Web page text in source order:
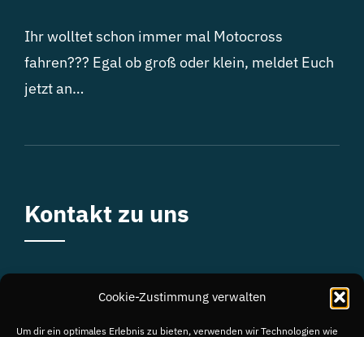
Cookie-Zustimmung verwalten
Um dir ein optimales Erlebnis zu bieten, verwenden wir Technologien wie
Ihr wolltet schon immer mal Motocross
fahren??? Egal ob groß oder klein, meldet Euch
jetzt an…
Kontakt zu uns
E-Mail:info@21offroadschool.de